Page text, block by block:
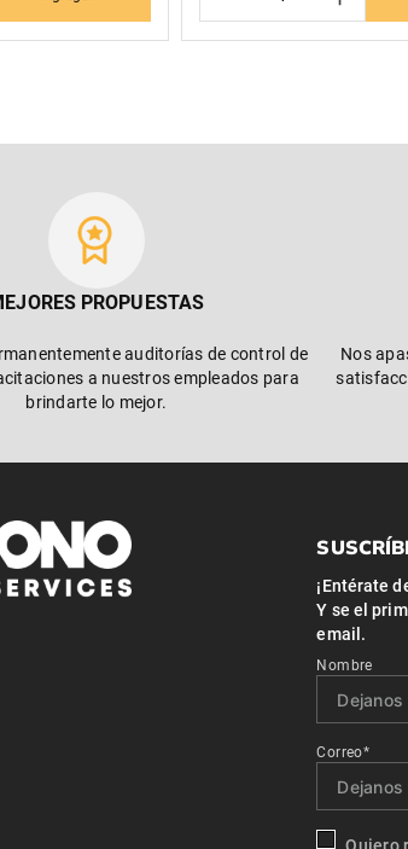
PROPUESTAS
auditorías de control de
a nuestros empleados para
brindarte lo mejor.
Nos
¡Entérate
Y se el
email.
Nombre
Correo*